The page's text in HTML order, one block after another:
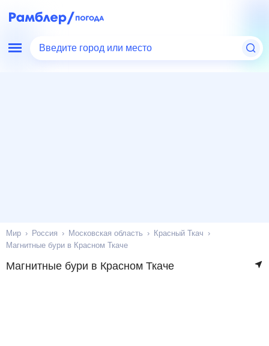
Введите город или место
Мир Россия Московская область
Красный Ткач
Магнитные бури в Красном Ткаче
Магнитные бури в Красном Ткаче